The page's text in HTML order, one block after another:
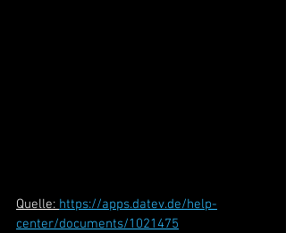
Quelle: https://apps.datev.de/help-
center/documents/1021475